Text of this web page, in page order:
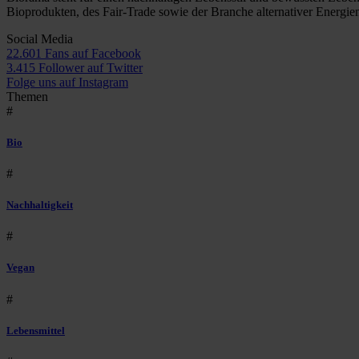
Bioprodukten, des Fair-Trade sowie der Branche alternativer
Social Media
22.601 Fans auf Facebook
3.415 Follower auf Twitter
Folge uns auf Instagram
Themen
#
Bio
#
Nachhaltigkeit
#
Vegan
#
Lebensmittel